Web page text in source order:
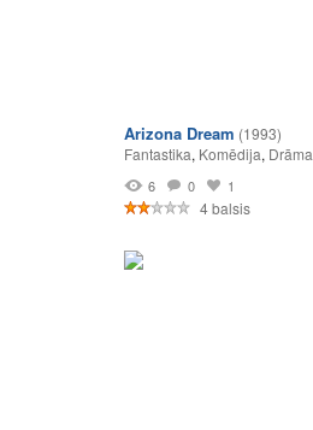
Arizona Dream (1993)
Fantastika, Komēdija, Drāma
6 0 1
4 balsis